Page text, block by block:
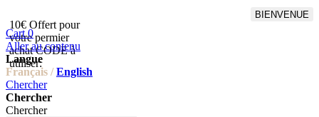
10€ Offert pour
votre permier
achat CODE à
utiliser:
BIENVENUE
Cart 0
Aller au contenu
Langue
Français / English
Chercher
Chercher
Chercher